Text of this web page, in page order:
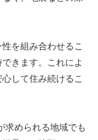
を組み合わせるこ
きます。これによ
して住み続けるこ
求められる地域でも